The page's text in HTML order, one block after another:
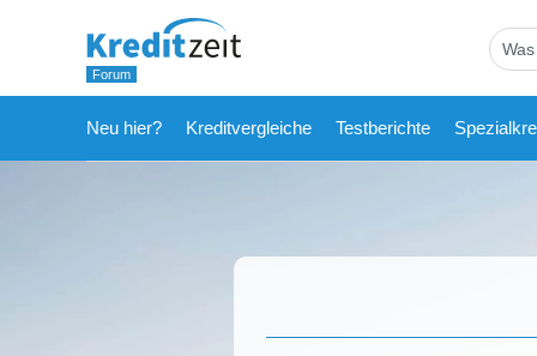
Neu hier? Kreditvergleiche Testberichte